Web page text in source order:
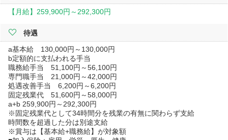
【月給】 259,900円～ 292,300円
待遇
a基本給 130,000円～130,000円
b定額的に支払われる手当
職務給手当 51,100円～56,100円
専門職手当 21,000円～42,000円
処遇改善手当 6,200円～6,200円
固定残業代 51,600円～58,000円
a+b 259,900円～292,300円
※固定残業代として34時間分を残業の有無に関わらず支給
時間数を超過した分は別途支給
※賞与は【基本給+職務給】が対象額